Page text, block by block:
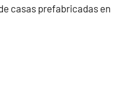
casas prefabricadas en